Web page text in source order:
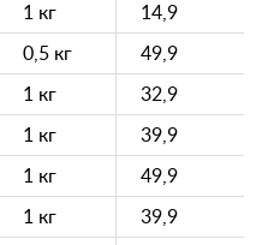
1 кг
14,9
0,5 кг
49,9
1 кг
32,9
1 кг
39,9
1 кг
49,9
1 кг 39,9